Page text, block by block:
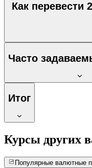
Как перевести
Часто
Итог
Курсы других
Популярные валютные